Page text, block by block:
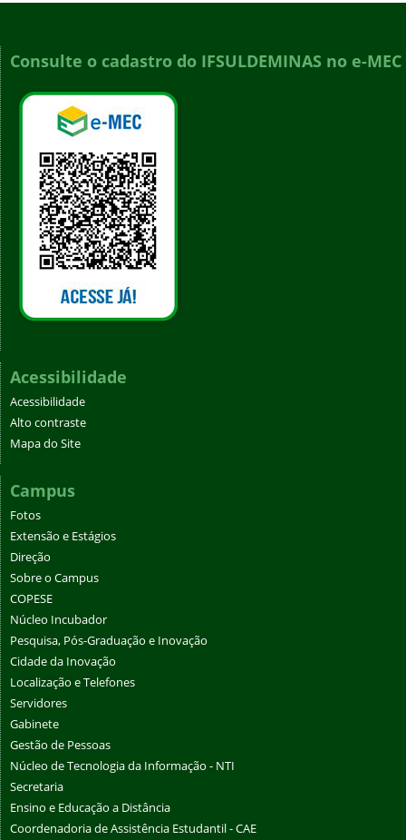
Consulte o cadastro do IFSULDEMINAS no e-MEC
Acessibilidade
Acessibilidade
Alto contraste
Mapa do Site
Campus
Fotos
Extensão e Estágios
Direção
Sobre o Campus
COPESE
Núcleo Incubador
Pesquisa, Pós-Graduação e Inovação
Cidade da Inovação
Localização e Telefones
Servidores
Gabinete
Gestão de Pessoas
Núcleo de Tecnologia da Informação - NTI
Secretaria
Ensino e Educação a Distância
Coordenadoria de Assistência Estudantil - CAE